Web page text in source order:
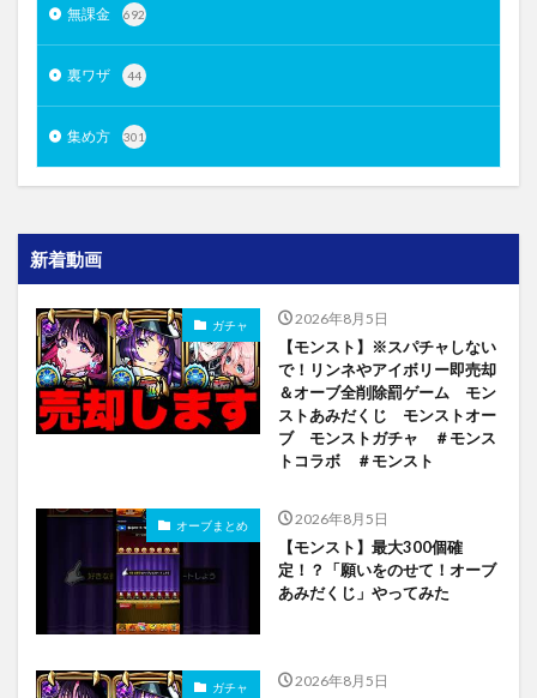
無課金 692
裏ワザ 44
集め方 301
新着動画
ガチャ 2026年8月5日
【モンスト】※スパチャしない
で！リンネやアイボリー即売却
＆オーブ全削除罰ゲーム モン
ストあみだくじ モンストオー
ブ モンストガチャ ＃モンス
トコラボ ＃モンスト
オーブまとめ 2026年8月5日
【モンスト】最大300個確
定！？「願いをのせて！オーブ
あみだくじ」やってみた
ガチャ 2026年8月5日